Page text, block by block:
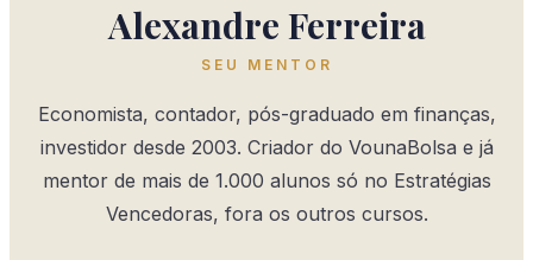
Alexandre Ferreira
SEU MENTOR
Economista, contador, pós-graduado em finanças,
investidor desde 2003. Criador do VounaBolsa e já
mentor de mais de 1.000 alunos só no Estratégias
Vencedoras, fora os outros cursos.